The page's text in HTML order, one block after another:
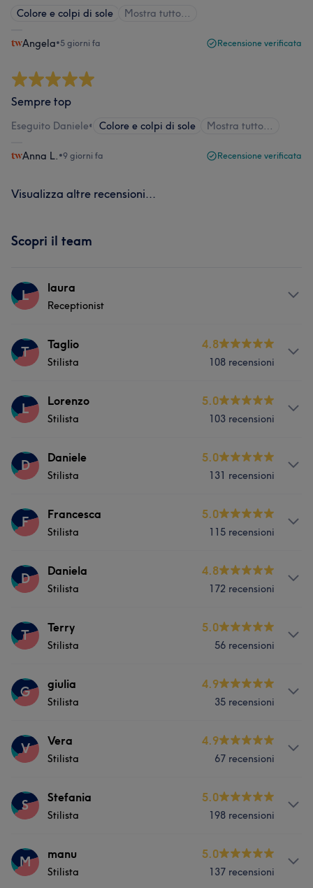
Colore e colpi di sole Mostra tutto…
Angela•5 giorni fa Recensione verificata
Sempre top
Eseguito Daniele• Colore e colpi di sole Mostra tutto…
Anna L. •9 giorni fa Recensione verificata
Visualizza altre recensioni...
Scopri il team
L laura
Receptionist
Servizi
T Taglio
Stilista
4.8
108 recensioni
Servizi
L Lorenzo
Stilista
5.0
103 recensioni
Servizi
D Daniele
Stilista
5.0
131 recensioni
Servizi
F Francesca
Stilista
5.0
115 recensioni
Servizi
D Daniela
Stilista
4.8
172 recensioni
Servizi
T Terry
Stilista
5.0
56 recensioni
Servizi
G giulia
Stilista
4.9
35 recensioni
Servizi
V Vera
Stilista
4.9
67 recensioni
Servizi
S Stefania
Stilista
5.0
198 recensioni
Servizi
M manu
Stilista
5.0
137 recensioni